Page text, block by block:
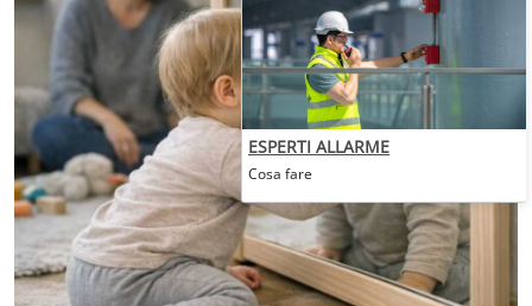
ESPERTI ALLARME
Cosa fare